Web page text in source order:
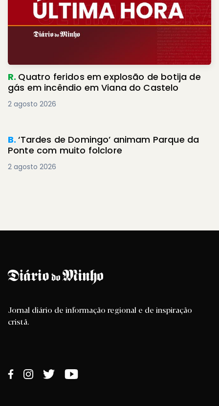
R. Quatro feridos em explosão de botija de
gás em incêndio em Viana do Castelo
2 agosto 2026
B.‘Tardes de Domingo’ animam Parque da
Ponte com muito folclore
2 agosto 2026
Jornal diário de informação regional e de inspiração
cristã.